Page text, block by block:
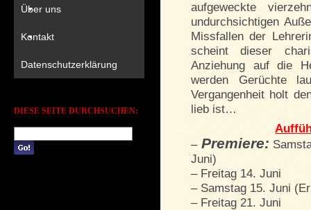
Über uns
Kontakt
Datenschutzerklärung
DIESE SEITE DURCHSUCHEN:
aufgeweckte
undurchsichtigen
Missfallen der
scheint dieser
Anziehung auf die
werden Gerüchte
Vergangenheit holt
lieb ist…
–Premiere:
Juni)
– Freitag 14. Juni
– Samstag 15. Juni
– Freitag 21. Juni